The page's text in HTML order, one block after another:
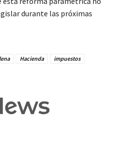
durante las próximas
Hacienda
impuestos